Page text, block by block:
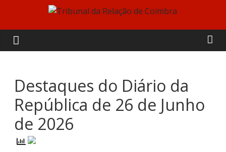
content
Tribunal
da
Relação
de
Coimbra
Destaques do Diário da
República de 26 de Junho
de 2026